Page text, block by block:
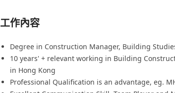
工作內容
Degree in Construction Manager, Building
10 years' + relevant working in Building
in Hong Kong
Professional Qualification is an advantage, eg.